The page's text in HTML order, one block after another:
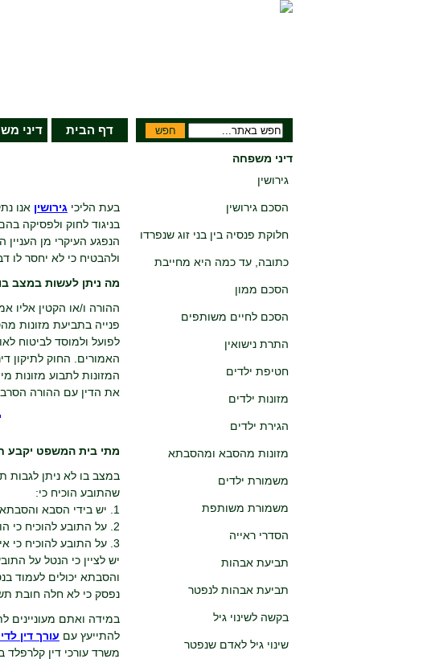
דף הבית דיני
בעת הליכי גירושין אנו
בניגוד לחוק ולפסיקה
הנפגע העיקרי מן העניין
ולהבטיח כי לא יחסר לו
מה ניתן לעשות במצב
ההורה ו/או הקטין אליו
פנייה בתביעת מזונות
לפועל ולמוסד לביטוח
האמורים. החוק לתיקון
המזונות לתבוע
את הדין עם ההורה
מתי בית המשפט יקבע
במצב בו לא ניתן לגבות
שהתובע הוכיח כי:
1. יש בידי הסבא והסבתא אמצעים לספק את הצרכים שלהם ושל הילדים הקטינים שלהם בטרם תשלום מזונות לתובע.
2. על התובע להוכיח כי הוא לא יכול לספק את צרכיו מהכנסה ו/או נכסים ממקור אחר (למשל: ירושה).
3. על התובע להוכיח כי אינו יכול לקבל מזונות מבן משפחה אחר הקודם בשרשרת לסבא ולסבתא ברצף חיוב המזונות על פי החוק.
יש לציין כי הנטל על
והסבתא יכולים לעמוד
נפסק כי לא חלה חובת
במידה ואתם מעוניינים
להתייעץ עם עורך דין
משרד עורכי דין קלרפלד
דיני משפחה
גירושין
הסכם גירושין
חלוקת פנסיה בין בני זוג שנפרדו
כתובה, עד כמה היא מחייבת
הסכם ממון
הסכם לחיים משותפים
התרת נישואין
חטיפת ילדים
מזונות ילדים
הגירת ילדים
מזונות מהסבא ומהסבתא
משמורת ילדים
משמורת משותפת
הסדרי ראייה
תביעת אבהות
תביעת אבהות לנפטר
בקשה לשינוי גיל
שינוי גיל לאדם שנפטר